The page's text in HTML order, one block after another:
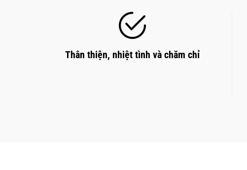
Thân thiện, nhiệt tình và chăm chỉ